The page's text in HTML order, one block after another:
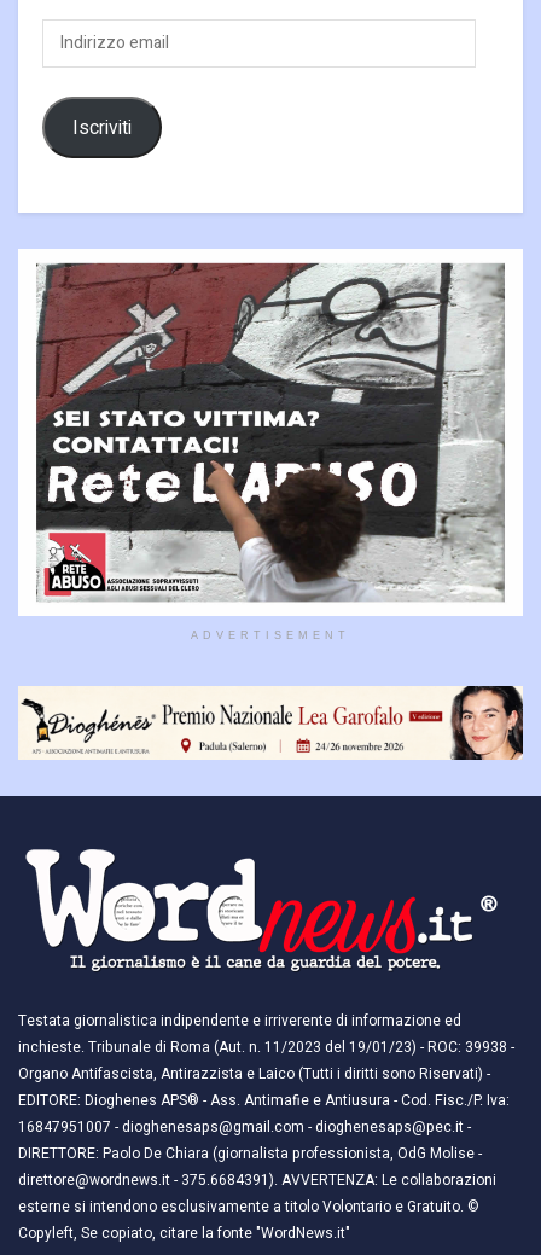
Indirizzo
email
Iscriviti
ADVERTISEMENT
Testata giornalistica indipendente e irriverente di informazione ed
inchieste. Tribunale di Roma (Aut. n. 11/2023 del 19/01/23) - ROC: 39938 -
Organo Antifascista, Antirazzista e Laico (Tutti i diritti sono Riservati) -
EDITORE: Dioghenes APS® - Ass. Antimafie e Antiusura - Cod. Fisc./P. Iva:
16847951007 - dioghenesaps@gmail.com - dioghenesaps@pec.it - ​​
DIRETTORE: Paolo De Chiara (giornalista professionista, OdG Molise -
direttore@wordnews.it - ​​375.6684391). AVVERTENZA: Le collaborazioni
esterne si intendono esclusivamente a titolo Volontario e Gratuito. ©
Copyleft, Se copiato, citare la fonte "WordNews.it"